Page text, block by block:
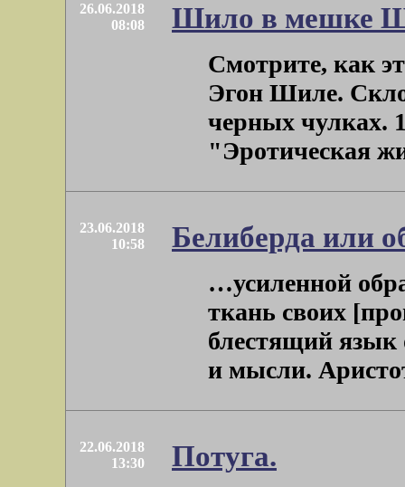
26.06.2018
08:08
Шило в мешке
Смотрите, как
Эгон Шиле.
черных чулках.
"Эротическая
23.06.2018
10:58
Белиберда или
…усиленной
ткань своих
блестящий язык
и мысли.
22.06.2018
13:30
Потуга.